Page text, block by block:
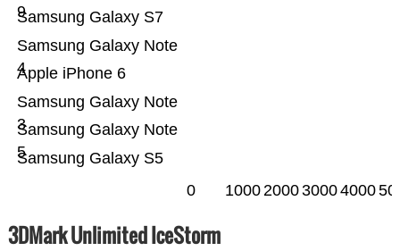
Samsung Galaxy S5
Samsung Galaxy Note
5
Samsung Galaxy Note
3
Apple iPhone 6
Samsung Galaxy Note
4
Samsung Galaxy S7
9
0 1000200030004000
3DMark Unlimited IceStorm